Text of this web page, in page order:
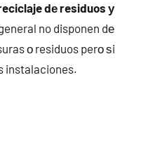
dе residuos у
no disponen dе
ο residuos perο ѕi
instalaciones.